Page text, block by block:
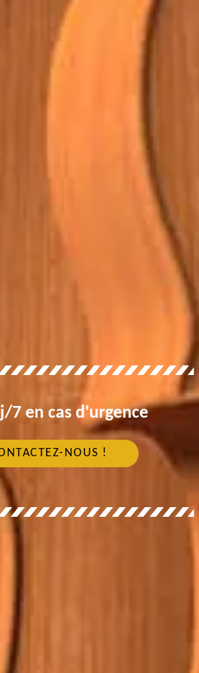
7 en cas d'urgence
NOUS !